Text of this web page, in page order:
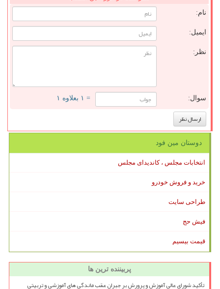
نام:
ایمیل:
نظر:
سوال: = ۱ بعلاوه ۱
دوستان مین فود
انتخابات مجلس ، کاندیدای مجلس
خرید و فروش خودرو
طراحی سایت
فیش حج
قیمت بیسیم
پربیننده ترین ها
تأکید شورای عالی آموزش و پرورش بر جبران عقب ماندگی های آموزشی و تربیتی